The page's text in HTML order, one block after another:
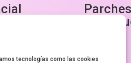
tecnologías como las cookies